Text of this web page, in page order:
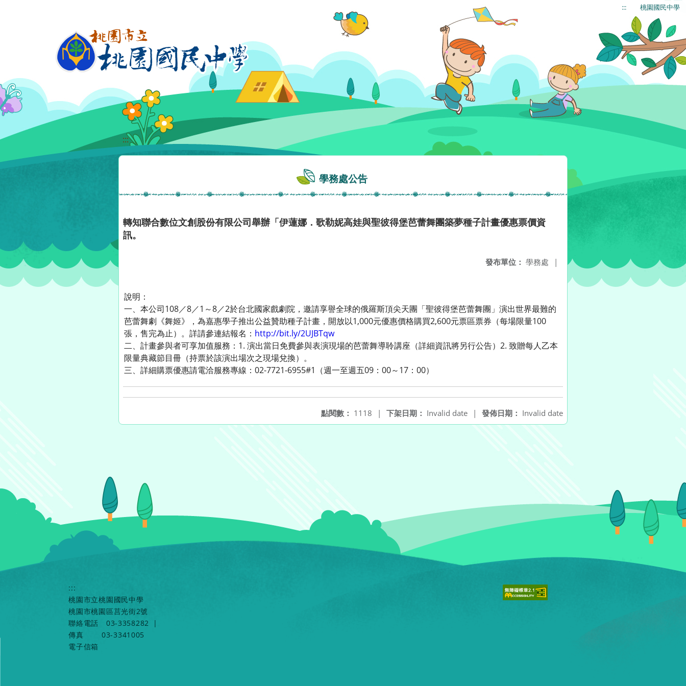
::: 桃園國民中學
:::
學務處公告
轉知聯合數位文創股份有限公司舉辦「伊蓮娜．歌勒妮高娃與聖彼得堡芭蕾舞團築夢種子計畫優惠票價資
訊。
發布單位： 學務處 |
說明：
一、本公司108／8／1～8／2於台北國家戲劇院，邀請享譽全球的俄羅斯頂尖天團「聖彼得堡芭蕾舞團」演出世界最難的
芭蕾舞劇《舞姬》，為嘉惠學子推出公益贊助種子計畫，開放以1,000元優惠價格購買2,600元票區票券（每場限量100
張，售完為止）。詳請參連結報名： http://bit.ly/2UJBTqw
二、計畫參與者可享加值服務：1. 演出當日免費參與表演現場的芭蕾舞導聆講座（詳細資訊將另行公告）2. 致贈每人乙本
限量典藏節目冊（持票於該演出場次之現場兌換）。
三、詳細購票優惠請電洽服務專線：02-7721-6955#1（週一至週五09：00～17：00）
發佈日期： Invalid date
下架日期： Invalid date |
點閱數： 1118 |
:::
桃園市立桃園國民中學
桃園市桃園區莒光街2號
聯絡電話
03-3358282
|
傳真
03-3341005
電子信箱